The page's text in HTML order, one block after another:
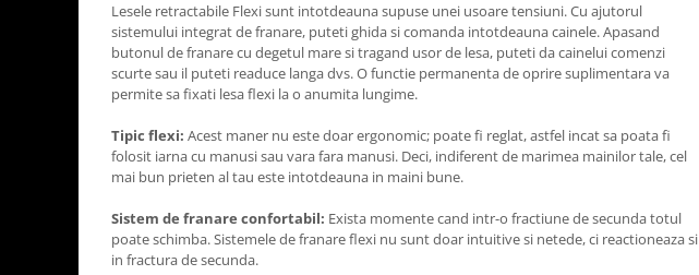
Lesele retractabile Flexi sunt intotdeauna supuse unei usoare tensiuni. Cu ajutorul
sistemului integrat de franare, puteti ghida si comanda intotdeauna cainele. Apasand
butonul de franare cu degetul mare si tragand usor de lesa, puteti da cainelui comenzi
scurte sau il puteti readuce langa dvs. O functie permanenta de oprire suplimentara va
permite sa fixati lesa flexi la o anumita lungime.
Tipic flexi: Acest maner nu este doar ergonomic; poate fi reglat, astfel incat sa poata fi
folosit iarna cu manusi sau vara fara manusi. Deci, indiferent de marimea mainilor tale, cel
mai bun prieten al tau este intotdeauna in maini bune.
Sistem de franare confortabil: Exista momente cand intr-o fractiune de secunda totul
poate schimba. Sistemele de franare flexi nu sunt doar intuitive si netede, ci reactioneaza si
in fractura de secunda.